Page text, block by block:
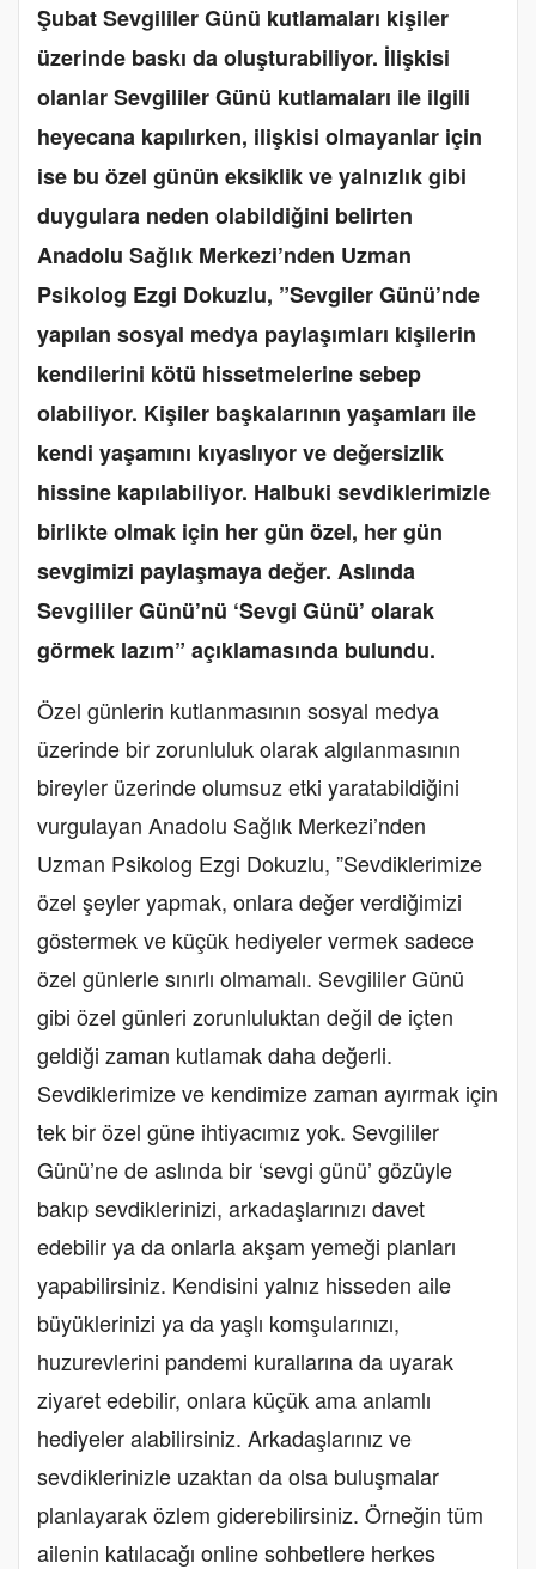
Şubat Sevgililer Günü kutlamaları kişiler
üzerinde baskı da oluşturabiliyor. İlişkisi
olanlar Sevgililer Günü kutlamaları ile ilgili
heyecana kapılırken, ilişkisi olmayanlar için
ise bu özel günün eksiklik ve yalnızlık gibi
duygulara neden olabildiğini belirten
Anadolu Sağlık Merkezi’nden Uzman
Psikolog Ezgi Dokuzlu, ”Sevgiler Günü’nde
yapılan sosyal medya paylaşımları kişilerin
kendilerini kötü hissetmelerine sebep
olabiliyor. Kişiler başkalarının yaşamları ile
kendi yaşamını kıyaslıyor ve değersizlik
hissine kapılabiliyor. Halbuki sevdiklerimizle
birlikte olmak için her gün özel, her gün
sevgimizi paylaşmaya değer. Aslında
Sevgililer Günü’nü ‘Sevgi Günü’ olarak
görmek lazım” açıklamasında bulundu.
Özel günlerin kutlanmasının sosyal medya
üzerinde bir zorunluluk olarak algılanmasının
bireyler üzerinde olumsuz etki yaratabildiğini
vurgulayan Anadolu Sağlık Merkezi’nden
Uzman Psikolog Ezgi Dokuzlu, ”Sevdiklerimize
özel şeyler yapmak, onlara değer verdiğimizi
göstermek ve küçük hediyeler vermek sadece
özel günlerle sınırlı olmamalı. Sevgililer Günü
gibi özel günleri zorunluluktan değil de içten
geldiği zaman kutlamak daha değerli.
Sevdiklerimize ve kendimize zaman ayırmak için
tek bir özel güne ihtiyacımız yok. Sevgililer
Günü’ne de aslında bir ‘sevgi günü’ gözüyle
bakıp sevdiklerinizi, arkadaşlarınızı davet
edebilir ya da onlarla akşam yemeği planları
yapabilirsiniz. Kendisini yalnız hisseden aile
büyüklerinizi ya da yaşlı komşularınızı,
huzurevlerini pandemi kurallarına da uyarak
ziyaret edebilir, onlara küçük ama anlamlı
hediyeler alabilirsiniz. Arkadaşlarınız ve
sevdiklerinizle uzaktan da olsa buluşmalar
planlayarak özlem giderebilirsiniz. Örneğin tüm
ailenin katılacağı online sohbetlere herkes